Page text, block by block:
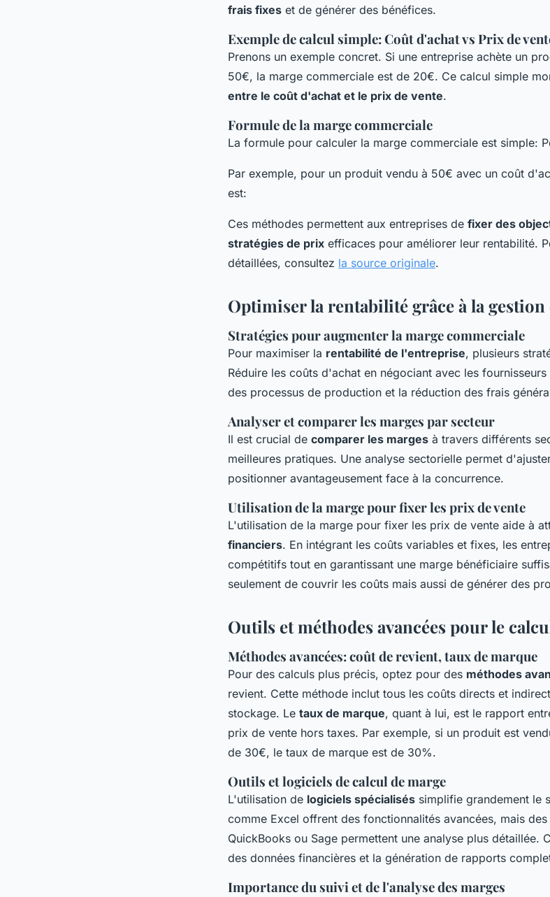
frais fixes et de générer des bénéfices.
Exemple de calcul simple: Coût d'achat vs Prix de
Prenons un exemple concret. Si une entreprise achète un
50€, la marge commerciale est de 20€. Ce calcul simple
entre le coût d'achat et le prix de vente.
Formule de la marge commerciale
La formule pour calculer la marge commerciale est simple:
Par exemple, pour un produit vendu à 50€ avec un coût
est:
Ces méthodes permettent aux entreprises de fixer des
stratégies de prix efficaces pour améliorer leur rentabilité.
détaillées, consultez la source originale.
Optimiser la rentabilité grâce à la gestion
Stratégies pour augmenter la marge commerciale
Pour maximiser la rentabilité de l'entreprise, plusieurs
Réduire les coûts d'achat en négociant avec les
des processus de production et la réduction des frais
Analyser et comparer les marges par secteur
Il est crucial de comparer les marges à travers différents
meilleures pratiques. Une analyse sectorielle permet
positionner avantageusement face à la concurrence.
Utilisation de la marge pour fixer les prix de vente
L'utilisation de la marge pour fixer les prix de vente aide à
financiers. En intégrant les coûts variables et fixes, les
compétitifs tout en garantissant une marge bénéficiaire
seulement de couvrir les coûts mais aussi de générer des
Outils et méthodes avancées pour le
Méthodes avancées: coût de revient, taux de marque
Pour des calculs plus précis, optez pour des méthodes
revient. Cette méthode inclut tous les coûts directs et
stockage. Le taux de marque, quant à lui, est le rapport
prix de vente hors taxes. Par exemple, si un produit est
de 30€, le taux de marque est de 30%.
Outils et logiciels de calcul de marge
L'utilisation de logiciels spécialisés simplifie grandement le
comme Excel offrent des fonctionnalités avancées, mais
QuickBooks ou Sage permettent une analyse plus détaillée.
des données financières et la génération de rapports
Importance du suivi et de l'analyse des marges